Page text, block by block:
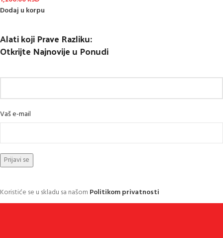
Dodaj u korpu
Alati koji Prave Razliku:
Otkrijte Najnovije u Ponudi
Vaš e-mail
Koristiće se u skladu sa našom Politikom privatnosti